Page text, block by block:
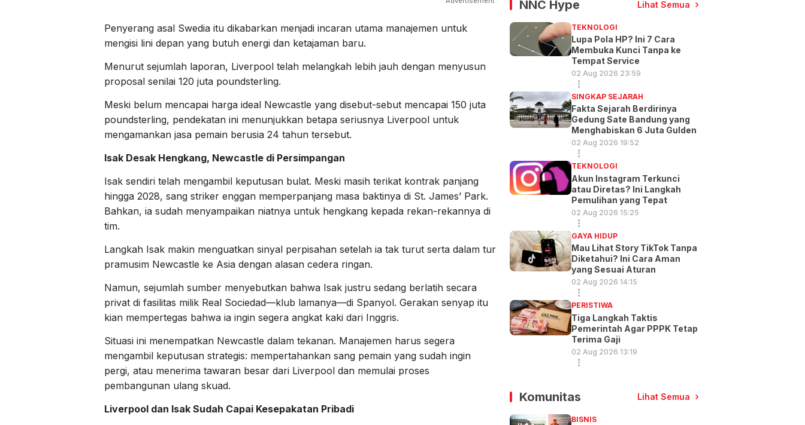
Penyerang asal Swedia itu dikabarkan menjadi incaran utama manajemen untuk
mengisi lini depan yang butuh energi dan ketajaman baru.
Menurut sejumlah laporan, Liverpool telah melangkah lebih jauh dengan menyusun
proposal senilai 120 juta poundsterling.
Meski belum mencapai harga ideal Newcastle yang disebut-sebut mencapai 150 juta
poundsterling, pendekatan ini menunjukkan betapa seriusnya Liverpool untuk
mengamankan jasa pemain berusia 24 tahun tersebut.
Isak Desak Hengkang, Newcastle di Persimpangan
Isak sendiri telah mengambil keputusan bulat. Meski masih terikat kontrak panjang
hingga 2028, sang striker enggan memperpanjang masa baktinya di St. James’ Park.
Bahkan, ia sudah menyampaikan niatnya untuk hengkang kepada rekan-rekannya di
tim.
Langkah Isak makin menguatkan sinyal perpisahan setelah ia tak turut serta dalam tur
pramusim Newcastle ke Asia dengan alasan cedera ringan.
Namun, sejumlah sumber menyebutkan bahwa Isak justru sedang berlatih secara
privat di fasilitas milik Real Sociedad—klub lamanya—di Spanyol. Gerakan senyap itu
kian mempertegas bahwa ia ingin segera angkat kaki dari Inggris.
Situasi ini menempatkan Newcastle dalam tekanan. Manajemen harus segera
mengambil keputusan strategis: mempertahankan sang pemain yang sudah ingin
pergi, atau menerima tawaran besar dari Liverpool dan memulai proses
pembangunan ulang skuad.
Liverpool dan Isak Sudah Capai Kesepakatan Pribadi
NNC Hype Lihat Semua
TEKNOLOGI
Lupa Pola HP? Ini 7 Cara
Membuka Kunci Tanpa ke
Tempat Service
02 Aug 2026 23:59
SINGKAP SEJARAH
Fakta Sejarah Berdirinya
Gedung Sate Bandung yang
Menghabiskan 6 Juta Gulden
02 Aug 2026 19:52
TEKNOLOGI
Akun Instagram Terkunci
atau Diretas? Ini Langkah
Pemulihan yang Tepat
02 Aug 2026 15:25
GAYA HIDUP
Mau Lihat Story TikTok Tanpa
Diketahui? Ini Cara Aman
yang Sesuai Aturan
02 Aug 2026 14:15
PERISTIWA
Tiga Langkah Taktis
Pemerintah Agar PPPK Tetap
Terima Gaji
02 Aug 2026 13:19
Komunitas Lihat Semua
BISNIS